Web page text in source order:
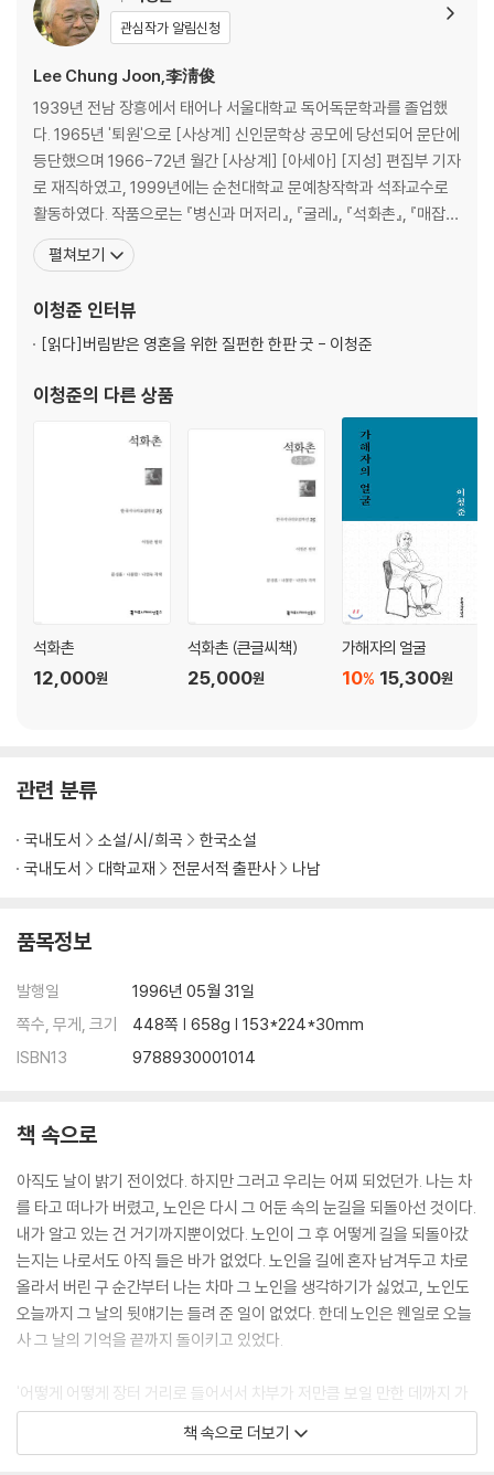
관심작가 알림신청
Lee Chung Joon,李淸俊
1939년 전남 장흥에서 태어나 서울대학교 독어독문학과를 졸업했
다. 1965년 '퇴원'으로 [사상계] 신인문학상 공모에 당선되어 문단에
등단했으며 1966-72년 월간 [사상계] [아세아] [지성] 편집부 기자
로 재직하였고, 1999년에는 순천대학교 문예창작학과 석좌교수로
활동하였다. 작품으로는 『병신과 머저리』, 『굴레』, 『석화촌』, 『매잡
이』, 『소문의 벽』, 『조율사』, 『들어보면 아시겠지만』, 『떠도는 말들』,
『이어도』, 『낮은 목소리로』, 『자서전들 쓰십시다』, 『서편제』, 『불을
교
펼쳐보기
이청준 인터뷰
[읽다]버림받은 영혼을 위한 질펀한 한판 굿 - 이청준
이청준의 다른 상품
석화촌
12,000원
석화촌 (큰글씨책)
25,000원
가해자의 얼굴
15,300원
10%
관련 분류
국내도서 소설/시/희곡
한국소설
국내도서
대학교재 전문서적 출판사 나남
품목정보
발행일
1996년 05월 31일
쪽수, 무게, 크기
448쪽 | 658g | 153*224*30mm
ISBN13
9788930001014
책 속으로
아직도 날이 밝기 전이었다. 하지만 그러고 우리는 어찌 되었던가. 나는 차
를 타고 떠나가 버렸고, 노인은 다시 그 어둔 속의 눈길을 되돌아선 것이다.
내가 알고 있는 건 거기까지뿐이었다. 노인이 그 후 어떻게 길을 되돌아갔
는지는 나로서도 아직 들은 바가 없었다. 노인을 길에 혼자 남겨두고 차로
올라서 버린 구 순간부터 나는 차마 그 노인을 생각하기가 싫었고, 노인도
오늘까지 그 날의 뒷얘기는 들려 준 일이 없었다. 한데 노인은 웬일로 오늘
사 그 날의 기억을 끝까지 돌이키고 있었다.
'어떻게 어떻게 장터 거리로 들어서서 차부가 저만큼 보일 만한 데까지 가
니까 그 때 마침 차가 미리 불을 켜고 차부를 나오는구나. 급란 김에 내가
손을 휘저어 그 차를 세웠더니, 그래 그 운전수한 사람들은 어찌 그리 길이
책 속으로 더보기